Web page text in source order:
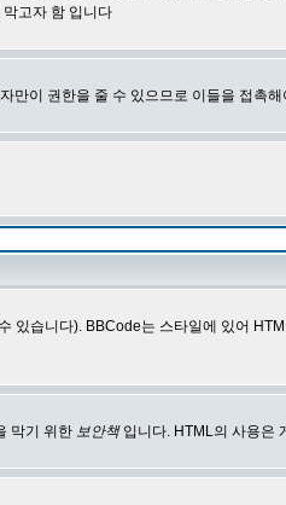
고자 함 입니다
만이 권한을 줄 수 있으므로 이들을 접촉
습니다). BBCode는 스타일에 있어
막기 위한 보안책입니다. HTML의 사용은